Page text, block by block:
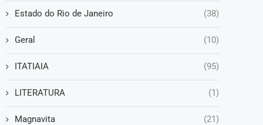
Estado do Rio de Janeiro (38)
Geral (10)
ITATIAIA (95)
LITERATURA (1)
Magnavita (21)